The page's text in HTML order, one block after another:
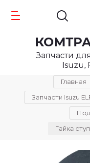
Запчасти
Isuzu,
Главная
Запчасти Isuzu
Гайка